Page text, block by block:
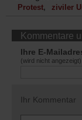
Protest
ziviler
Kommentare
Ihre E-
(wird nicht angezeigt)
Ihr Kommentar